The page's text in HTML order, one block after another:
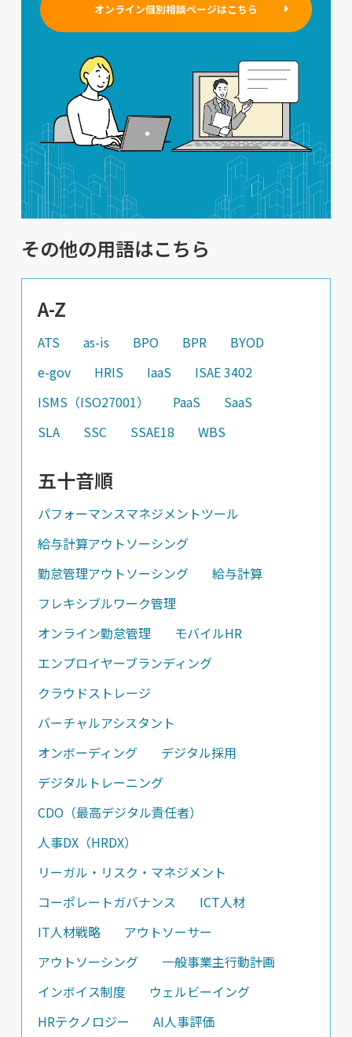
オンライン個別相談ページはこちら
その他の用語はこちら
A-Z
ATS as-is BPO BPR
BYOD
e-gov
HRIS IaaS
ISAE 3402
ISMS（ISO27001）
PaaS
SaaS
SLA
SSC SSAE18 WBS
五十音順
パフォーマンスマネジメントツール
給与計算アウトソーシング
勤怠管理アウトソーシング
給与計算
フレキシブルワーク管理
オンライン勤怠管理
モバイルHR
エンプロイヤーブランディング
クラウドストレージ
バーチャルアシスタント
オンボーディング
デジタル採用
デジタルトレーニング
CDO（最高デジタル責任者）
人事DX（HRDX）
リーガル・リスク・マネジメント
コーポレートガバナンス
ICT人材
IT人材戦略
アウトソーサー
アウトソーシング
一般事業主行動計画
インボイス制度
ウェルビーイング
HRテクノロジー
AI人事評価